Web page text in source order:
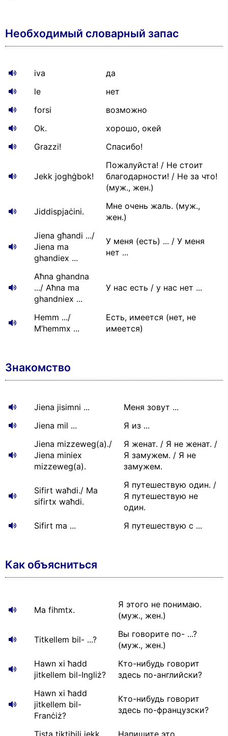
Необходимый словарный запас
iva
да
le
нет
forsi
возможно
Ok.
хорошо, окей
Grazzi!
Спасибо!
Jekk joghġbok!
Пожалуйста! / Не стоит
благодарности! / Не за что!
(муж., жен.)
Jiddispjaċini.
Мне очень жаль. (муж.,
жен.)
Jiena għandi .../
Jiena ma
ghandiex ...
У меня (есть) ... / У меня
нет ...
Aħna ghandna
.../ Aħna ma
ghandniex ...
У нас есть / у нас нет ...
Hemm .../
M’hemmx ...
Есть, имеется (нет, не
имеется)
Знакомство
Jiena jisimni ...
Меня зовут ...
Jiena mil ...
Я из ...
Jiena mizzeweg(a)./
Jiena miniex
mizzeweg(a).
Я женат. / Я не женат. /
Я замужем. / Я не
замужем.
Sifirt waħdi./ Ma
sifirtx waħdi.
Я путешествую один. /
Я путешествую не
один.
Sifirt ma ...
Я путешествую с ...
Как объясниться
Ma fihmtx.
Я этого не понимаю.
(муж., жен.)
Titkellem bil- ...?
Вы говорите по- ...?
(муж., жен.)
Hawn xi ħadd
jitkellem bil-Ingliż?
Кто-нибудь говорит
здесь по-английски?
Hawn xi ħadd
jitkellem bil-
Franċiż?
Кто-нибудь говорит
здесь по-французски?
Tista tiktibili jekk Напишите это,